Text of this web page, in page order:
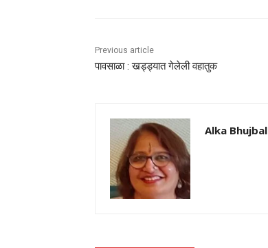
Previous article
पावसाळा : खड्ड्यात गेलेली वहातुक
Alka Bhujbal